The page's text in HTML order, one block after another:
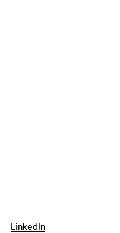
LinkedIn